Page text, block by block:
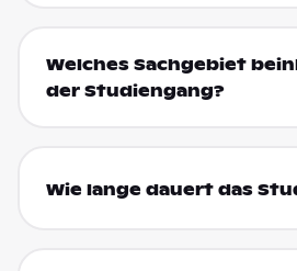
Welches Sachgebiet
der Studiengang?
Wie lange dauert das